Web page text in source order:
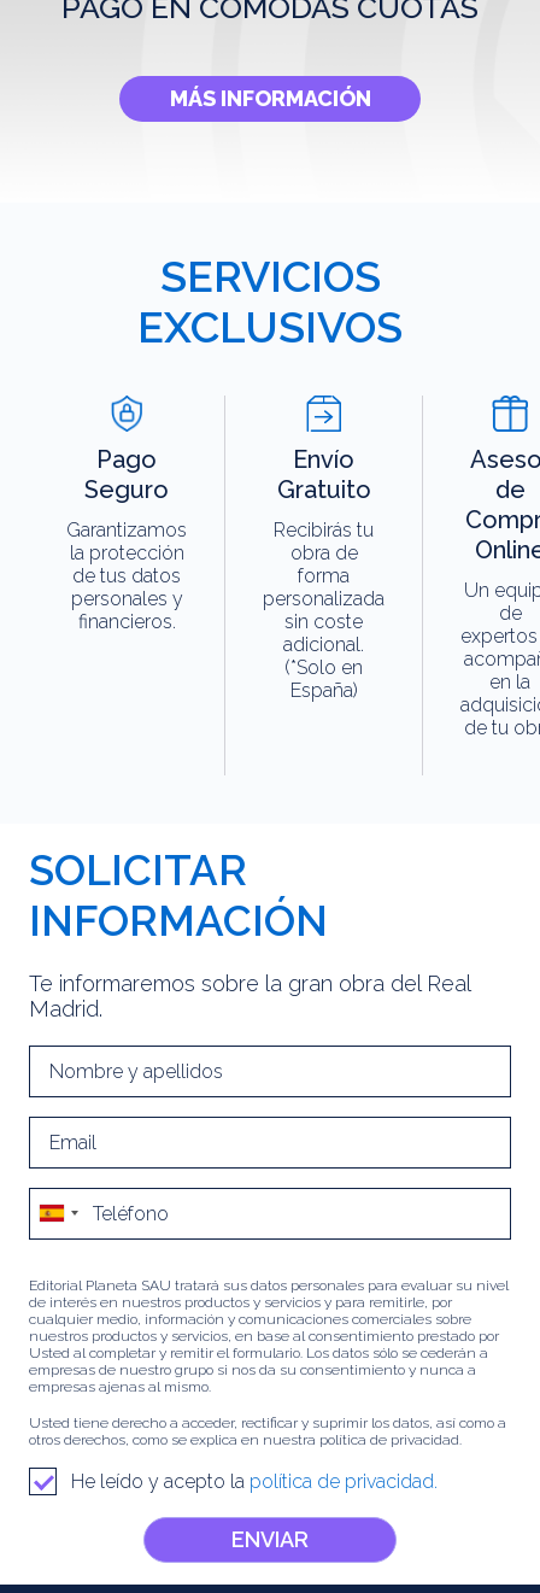
PAGO EN CÓMODAS CUOTAS
MÁS INFORMACIÓN
SERVICIOS
EXCLUSIVOS
Pago
Seguro
Garantizamos
la protección
de tus datos
personales y
financieros.
Envío
Gratuito
Recibirás tu
obra de
forma
personalizada
sin coste
adicional.
(*Solo en
España)
de
Un
de
en la
de tu
SOLICITAR
INFORMACIÓN
Te informaremos sobre la gran obra del Real
Madrid.
Editorial Planeta SAU tratará sus datos personales para evaluar su nivel
de interés en nuestros productos y servicios y para remitirle, por
cualquier medio, información y comunicaciones comerciales sobre
nuestros productos y servicios, en base al consentimiento prestado por
Usted al completar y remitir el formulario. Los datos sólo se cederán a
empresas de nuestro grupo si nos da su consentimiento y nunca a
empresas ajenas al mismo.
Usted tiene derecho a acceder, rectificar y suprimir los datos, así como a
otros derechos, como se explica en nuestra política de privacidad.
He leído y acepto la política de privacidad.
ENVIAR